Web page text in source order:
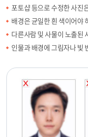
포토샵 등으로 수정한 사진
배경은 균일한 흰 색이어야
다른사람 및 사물이 노출된
인물과 배경에 그림자나 빛